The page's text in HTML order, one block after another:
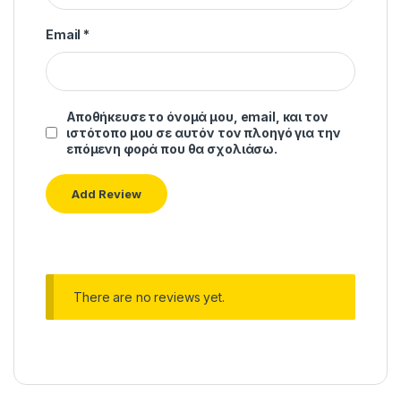
Email *
Αποθήκευσε το όνομά μου, email, και τον
ιστότοπο μου σε αυτόν τον πλοηγό για την
επόμενη φορά που θα σχολιάσω.
There are no reviews yet.